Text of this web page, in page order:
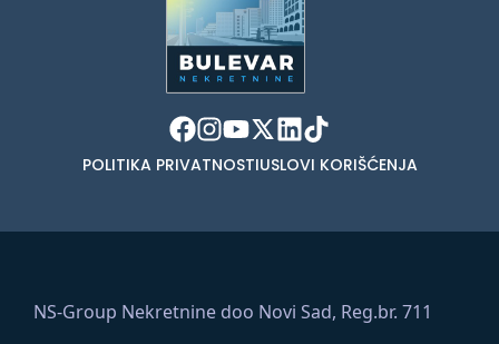
POLITIKA PRIVATNOSTIUSLOVI KORIŠĆENJA
NS-Group Nekretnine doo Novi Sad, Reg.br. 711